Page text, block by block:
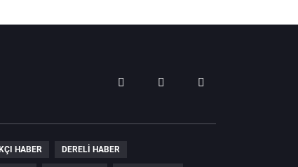
HABER DERELI HABER